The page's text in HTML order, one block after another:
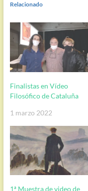
Relacionado
Finalistas en Vídeo
Filosófico de Cataluña
1 marzo 2022
1ª Muestra de video de